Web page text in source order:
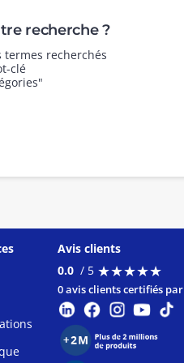
recherche ?
recherchés
clé
Avis clients
0.0 / 5 ★★★★★
★★★★★
0 avis clients certifiés par